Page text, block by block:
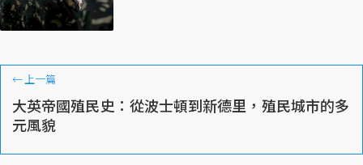
←上一篇
大英帝國殖民史：從波士頓到新德里，殖民城市的多
元風貌